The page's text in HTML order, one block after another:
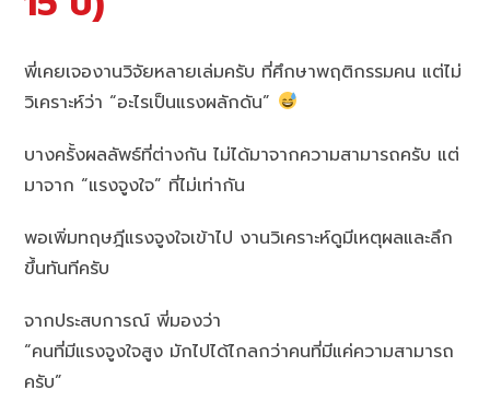
พี่เคยเจองานวิจัยหลายเล่มครับ ที่ศึกษาพฤติกรรมคน แต่ไม่
วิเคราะห์ว่า “อะไรเป็นแรงผลักดัน”
บางครั้งผลลัพธ์ที่ต่างกัน ไม่ได้มาจากความสามารถครับ แต่
มาจาก “แรงจูงใจ” ที่ไม่เท่ากัน
พอเพิ่มทฤษฎีแรงจูงใจเข้าไป งานวิเคราะห์ดูมีเหตุผลและลึก
ขึ้นทันทีครับ
จากประสบการณ์ พี่มองว่า
“คนที่มีแรงจูงใจสูง มักไปได้ไกลกว่าคนที่มีแค่ความสามารถ
ครับ”